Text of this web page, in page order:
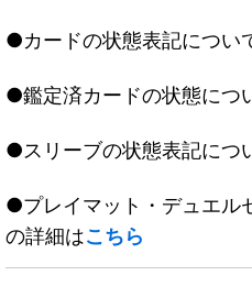
●カードの状態表記につい
●鑑定済カードの状態につ
●スリーブの状態表記につ
●プレイマット・デュエル
の詳細はこちら